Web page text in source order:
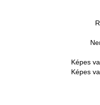
Képes
Képes